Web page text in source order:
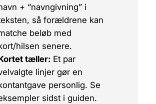
+ “navngivning” i
så forældrene kan
beløb med
hilsen senere.
tæller: Et par
linjer gør en
personlig. Se
sidst i guiden.